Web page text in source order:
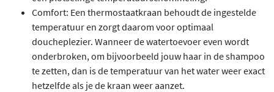
Comfort: Een thermostaatkraan behoudt de ingestelde
temperatuur en zorgt daarom voor optimaal
doucheplezier. Wanneer de watertoevoer even wordt
onderbroken, om bijvoorbeeld jouw haar in de shampoo
te zetten, dan is de temperatuur van het water weer exact
hetzelfde als je de kraan weer aanzet.